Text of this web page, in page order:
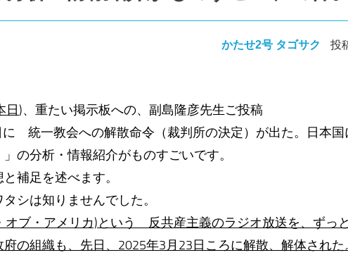
かたせ2号 タゴサク 投
日)、重たい掲示板への、副島隆彦先生ご投稿
に 統一教会への解散命令（裁判所の決定）が出た。日本
の分析・情報紹介がものすごいです。
補足を述べます。
シは知りませんでした。
オブ・アメリカ)という 反共産主義のラジオ放送を、ずっ
の組織も、先日、2025年3月23日ころに解散、解体された